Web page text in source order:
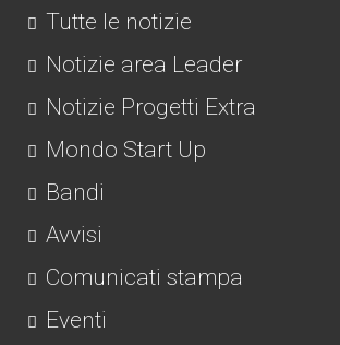
Tutte le notizie
Notizie area Leader
Notizie Progetti Extra
Mondo Start Up
Bandi
Avvisi
Comunicati stampa
Eventi